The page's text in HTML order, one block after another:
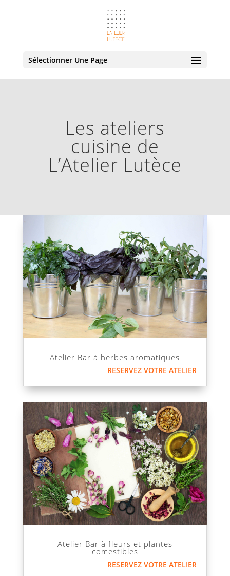
Sélectionner Une Page
Les ateliers
cuisine de
L’Atelier Lutèce
Atelier Bar à herbes aromatiques
RESERVEZ VOTRE ATELIER
Atelier Bar à fleurs et plantes
comestibles
RESERVEZ VOTRE ATELIER